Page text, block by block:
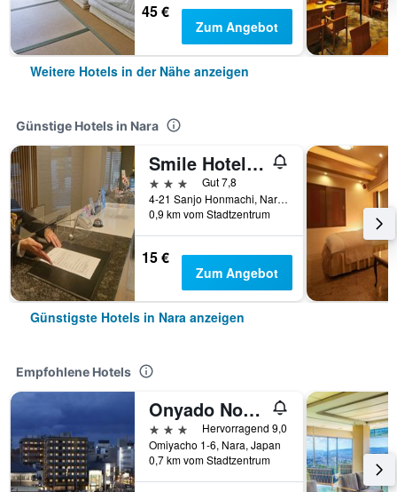
45 €
Zum Angebot
Weitere Hotels in der Nähe anzeigen
Günstige Hotels in Nara
Smile Hotel Nara
3 Sterne
Gut 7,8
4-21 Sanjo Honmachi, Nara, Japan
0,9 km vom Stadtzentrum
15 €
Zum Angebot
Günstigste Hotels in Nara anzeigen
Empfohlene Hotels
Onyado Nono Nara Natural Hot Spring
3 Sterne
Hervorragend 9,0
Omiyacho 1-6, Nara, Japan
0,7 km vom Stadtzentrum